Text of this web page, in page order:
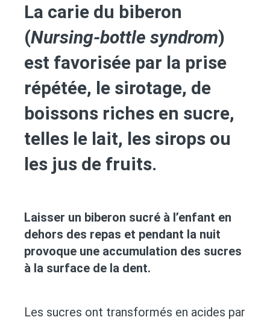
La carie du biberon
(Nursing-bottle syndrom)
est favorisée par la prise
répétée, le sirotage, de
boissons riches en sucre,
telles le lait, les sirops ou
les jus de fruits.
Laisser un biberon sucré à l’enfant en
dehors des repas et pendant la nuit
provoque une accumulation des sucres
à la surface de la dent.
Les sucres ont transformés en acides par